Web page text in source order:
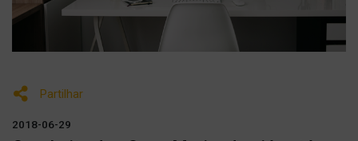
Partilhar
2018-06-29